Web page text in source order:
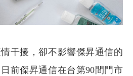
擾，卻不影響傑昇通信的
前傑昇通信在台第90間門市